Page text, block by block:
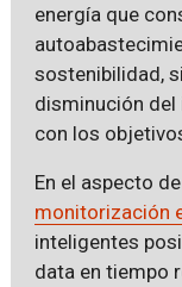
energía que
sostenibilidad,
disminución del
con los
En el aspecto
monitorización
inteligentes
data en tiempo